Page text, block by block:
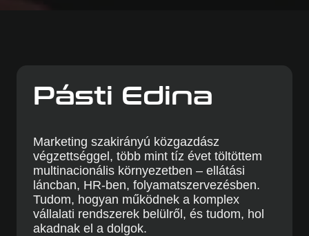
Pásti Edina
Marketing szakirányú közgazdász
végzettséggel, több mint tíz évet töltöttem
multinacionális környezetben – ellátási
láncban, HR-ben, folyamatszervezésben.
Tudom, hogyan működnek a komplex
vállalati rendszerek belülről, és tudom, hol
akadnak el a dolgok.